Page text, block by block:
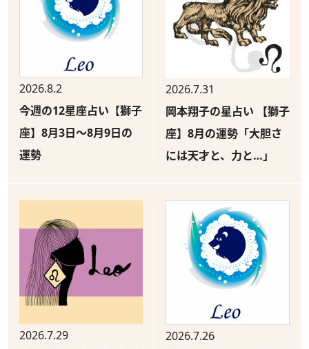
2026.8.2
今週の12星座占い【獅子
座】8月3日～8月9日の
運勢
2026.7.31
岡本翔子の星占い 【獅子
座】8月の運勢「大胆さ
には天才と、力と…」
2026.7.29
2026.7.26